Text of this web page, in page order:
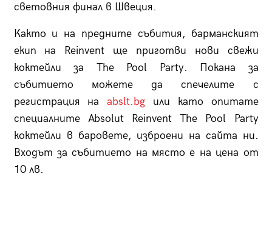
световния финал в Швеция.
Както и на предните събития, барманският
екип на Reinvent ще приготви нови свежи
коктейли за The Pool Party. Покана за
събитието можете да спечелите с
регистрация наabslt.bg или като опитате
специалните Absolut Reinvent The Pool Party
коктейли в баровете, изброени на сайта ни.
Входът за събитието на място е на цена от
10 лв.